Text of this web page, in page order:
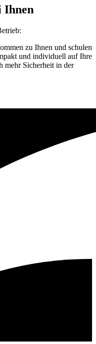
Ihnen
zu Ihnen und schulen
und individuell auf Ihre
mehr Sicherheit in der